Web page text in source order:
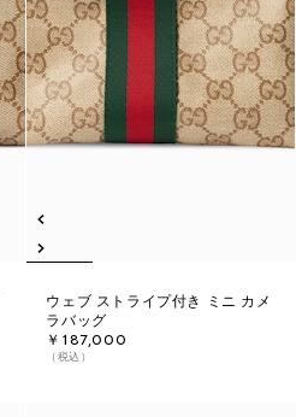
ウェブ ストライプ付き ミニ カメ
ラバッグ
￥187,000
（税込）